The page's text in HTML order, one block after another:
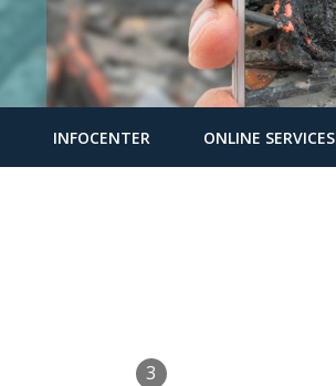
INFOCENTER ONLINE SERVICES
3